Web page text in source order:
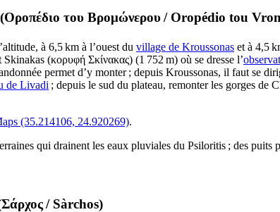
Οροπέδιο του Βρομώνερου/ Oropédio tou
à 6,5 km à l’ouest du village de Kroussonas et à 4,5
Skinakas (κορυφή Σκίνακας) (1 752 m) où se dresse l’
permet d’y monter ; depuis Kroussonas, il faut se
de Livadi ; depuis le sud du plateau, remonter les gorges de
(35.214106, 24.920269).
qui drainent les eaux pluviales du Psiloritis ; des
Σάρχος/ Sàrchos)